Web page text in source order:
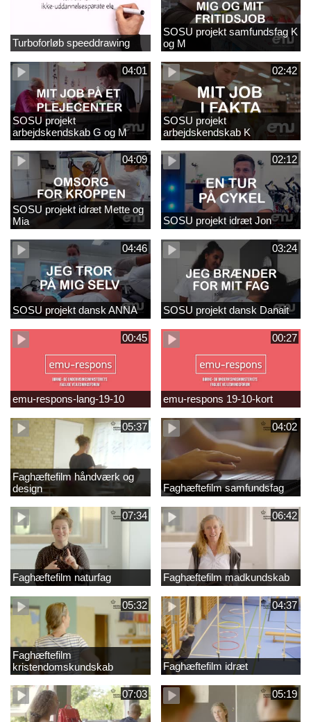
Turboforløb speeddrawing
SOSU projekt samfundsfag K
og M
04:01
SOSU projekt
arbejdskendskab G og M
02:42
SOSU projekt
arbejdskendskab K
04:09
SOSU projekt idræt Mette og
Mia
02:12
SOSU projekt idræt Jon
04:46
SOSU projekt dansk ANNA
03:24
SOSU projekt dansk Danait
00:45
emu-respons-lang-19-10
00:27
emu-respons 19-10-kort
05:37
Faghæftefilm håndværk og
design
04:02
Faghæftefilm samfundsfag
07:34
Faghæftefilm naturfag
06:42
Faghæftefilm madkundskab
05:32
Faghæftefilm
kristendomskundskab
04:37
Faghæftefilm idræt
07:03 05:19